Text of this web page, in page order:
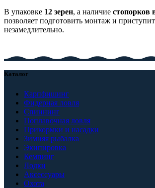
В упаковке 12 зерен, а наличие стопорков
позволяет подготовить монтаж и
незамедлительно.
Каталог
Карпфишинг
Фидерная ловля
Спиннинг
Поплавочная ловля
Прикормки и насадки
Зимняя рыбалка
Экипировка
Кемпинг
Лодки
Аксессуары
Охота